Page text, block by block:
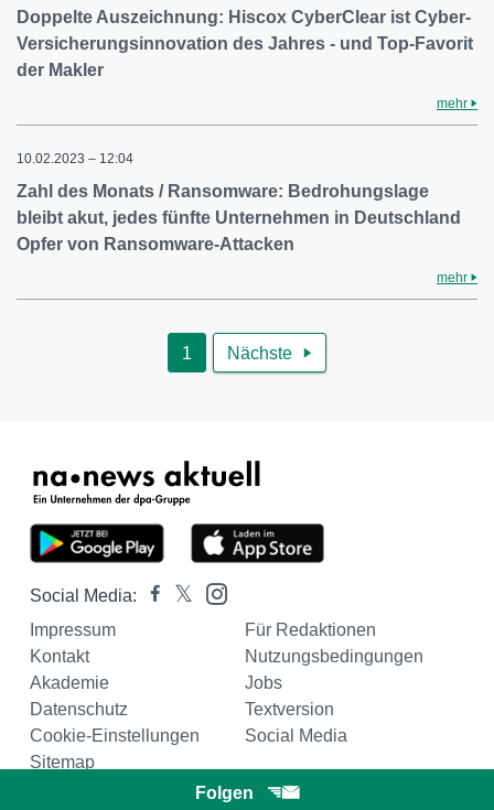
Folgen
Doppelte Auszeichnung: Hiscox CyberClear ist Cyber-
Versicherungsinnovation des Jahres - und Top-Favorit
der Makler
mehr
10.02.2023 – 12:04
Zahl des Monats / Ransomware: Bedrohungslage
bleibt akut, jedes fünfte Unternehmen in Deutschland
Opfer von Ransomware-Attacken
mehr
1 Nächste 
Social Media:
Impressum
Für Redaktionen
Kontakt
Nutzungsbedingungen
Akademie
Jobs
Datenschutz
Textversion
Cookie-Einstellungen
Social Media
Sitemap